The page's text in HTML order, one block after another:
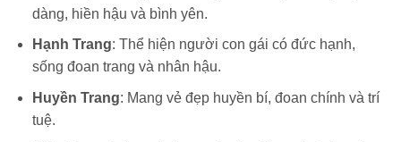
dàng, hiền hậu và bình yên.
Hạnh Trang: Thể hiện người con gái có đức hạnh,
sống đoan trang và nhân hậu.
Huyền Trang: Mang vẻ đẹp huyền bí, đoan chính và trí
tuệ.